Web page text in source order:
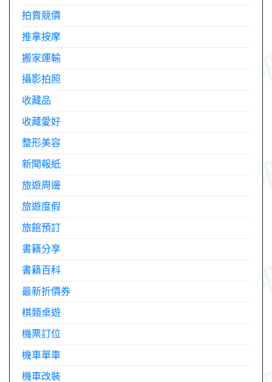
拍賣競價
推拿按摩
搬家運輸
攝影拍照
收藏品
收藏愛好
整形美容
新聞報紙
旅遊周邊
旅遊度假
旅館預訂
書籍分享
書籍百科
最新折價券
棋類桌遊
機票訂位
機車單車
機車改裝